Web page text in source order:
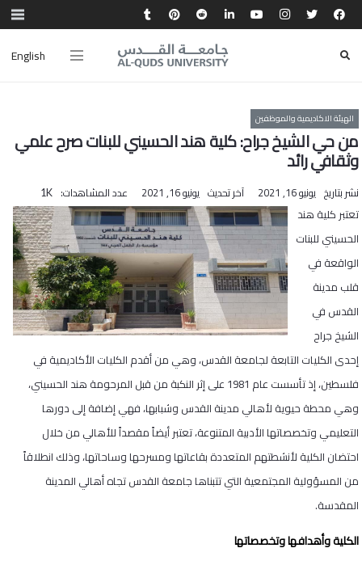
English
الهيئة الاكاديمية والموظفين
من حي الشيخ جراح: كلية هند الحسيني للبنات صرح علمي
وثقافي رائد
نشر بتاريخ يونيو 16, 2021 آخر تحديث يونيو 16, 2021 عدد المشاهدات: 1K
تعتبر كلية هند
الحسيني للبنات
الواقعة في
قلب مدينة
القدس في
الشيخ جراح
إحدى الكليات التابعة لجامعة القدس، وهي من أقدم الكليات الأكاديمية في
فلسطين، إذ تأسست عام 1981 على إثر النكبة من قبل المرحومة هند الحسيني،
وهي محطة حيوية لأهالي مدينة القدس وشبابها، فهي إضافة إلى دورها
التعليمي وتخصصاتها الأدبية المتنوعة، تعتبر أيضاً مقصداً للأهالي من خلال
احتضان الكلية لأنشطتهم المتعددة بقاعاتها ومسرحها وساحاتها، وذلك انطلاقاً
من المسؤولية المجتمعية التي تتبناها جامعة القدس تجاه أهالي المدينة
المقدسة.
الكلية وأهدافها وتخصصاتها